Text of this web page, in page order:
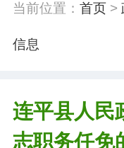
当前位置： 首页>
信息
连平县人民
志职务任免